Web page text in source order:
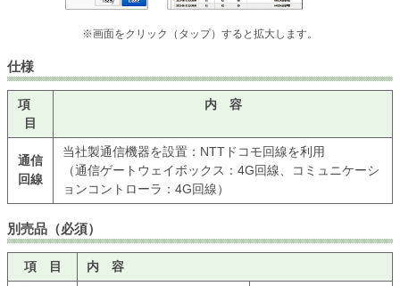
※画面をクリック（タップ）すると拡大します。
仕様
項
目
内 容
通信
回線
当社製通信機器を設置：NTTドコモ回線を利用
（通信ゲートウェイボックス：4G回線、コミュニケーシ
ョンコントローラ：4G回線）
別売品（必須）
項 目
内 容